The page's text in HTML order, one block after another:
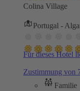
Colina Village
Portugal -
Für dieses Hotel
Zustimmung von
Familie